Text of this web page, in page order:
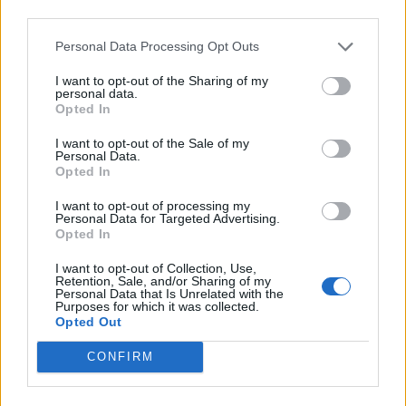
Personal Data Processing Opt Outs
I want to opt-out of the Sharing of my
personal data.
Opted In
I want to opt-out of the Sale of my
Personal Data.
Opted In
I want to opt-out of processing my
Personal Data for Targeted Advertising.
Opted In
I want to opt-out of Collection, Use,
Retention, Sale, and/or Sharing of my
Personal Data that Is Unrelated with the
Purposes for which it was collected.
Opted Out
CONFIRM
como la Plataforma Oceánica de Canarias (Plocan).
construir, y ahora lo que falta es que tracemos ese
camino hacia el mercado”, apostilló. Por eso, “ayudar
a Canarias es ayudarnos a todos”.
Riesgo hizo hincapié en la necesidad de pasar de la
publicación científica al impacto económico real.
en producción de artículos científicos, los índices de
innovación aún tienen camino por recorrer. En este
sentido, afirmó que “de lo que estamos hablando en
innovación es de un cambio que no tiene por qué ser
tecnológico, que viene del conocimiento y que
genera un beneficio que no tiene por qué ser
económico”, aunque recordó que “el foco es el
crecimiento económico con propósito”.
La clave del éxito reside en la creación de lo que
Riesgo denomina “ecosistemas sim-bióticos”, donde